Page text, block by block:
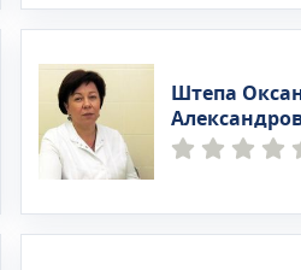
Штепа